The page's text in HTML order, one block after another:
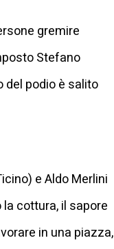
gremire
Stefano
del podio è salito
e Aldo Merlini
cottura, il sapore
in una piazza,